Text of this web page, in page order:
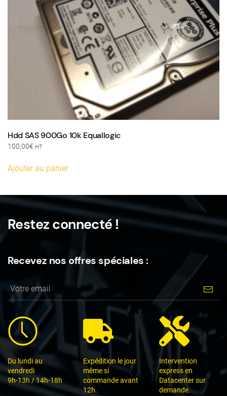
Hdd SAS 900Go 10k Equallogic
100,00€ HT
Ajouter au panier
Restez connecté !
Recevez nos offres spéciales :
Du lundi au
vendredi
9h-13h / 14h-18h
Expédition le jour
même si
commande avant
12h.
Intervention
express en
Datacenter sur
demande.